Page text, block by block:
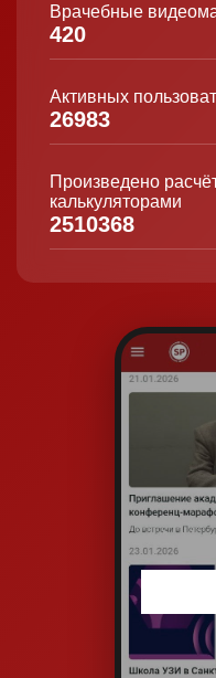
Трек‑номер не
Если прошла
нами — проверим
А если я заказал
Журнал доставят
адресу без
Доставка по РФ
Можно ли
Да, напишите нам
Что делать,
или email?
Свяжитесь с нами
данные, чтобы вы
Сколько
отделении
Срок хранения
Можно ли
Да, можем
Стоимость
Врачебные
420
Активных
26983
Произведено
калькуляторами
2510368